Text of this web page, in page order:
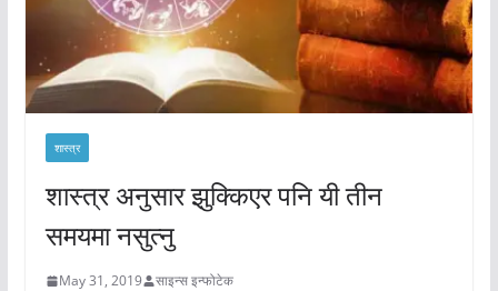
शास्त्र
शास्त्र अनुसार झुक्किएर पनि यी तीन
समयमा नसुत्नु
May 31, 2019 साइन्स इन्फोटेक